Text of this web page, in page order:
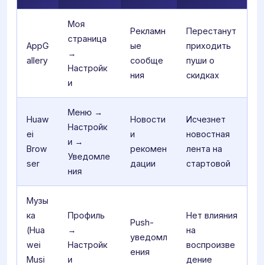
AppG
allery
Моя
страница
→
Настройк
и
Рекламн
ые
сообще
ния
Перестанут
приходить
пуши о
скидках
Huaw
ei
Brow
ser
Меню →
Настройк
и →
Уведомле
ния
Новости
и
рекомен
дации
Исчезнет
новостная
лента на
стартовой
Музы
ка
(Hua
wei
Musi
Профиль
→
Настройк
и
Push-
уведомл
ения
Нет влияния
на
воспроизве
дение